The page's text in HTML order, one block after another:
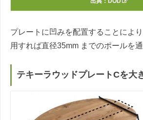
プレートに凹みを配置することによ
用すれば直径35mm までのポールを通
テキーラウッドプレートCを大